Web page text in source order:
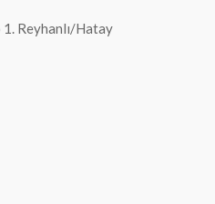
1. Reyhanlı/Hatay